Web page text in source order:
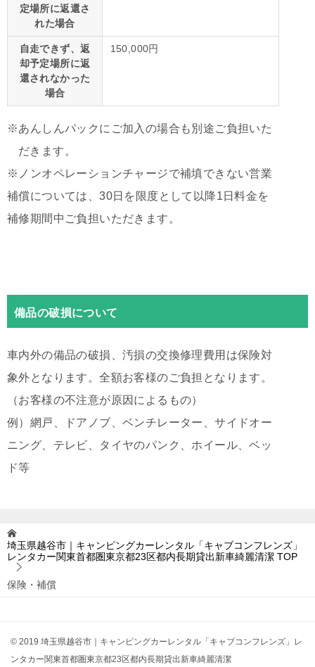
定場所に返還さ
れた場合
自走できず、返
却予定場所に返
還されなかった
場合
150,000円
※あんしんパックにご加入の場合も別途ご負担いた
だきます。
※ノンオペレーションチャージで補填できない営業
補償については、30日を限度として以降1日料金を
補修期間中ご負担いただきます。
備品の破損について
車内外の備品の破損、汚損の交換修理費用は保険対
象外となります。全額お客様のご負担となります。
（お客様の不注意が原因によるもの）
例）網戸、ドアノブ、ベンチレーター、サイドオー
ニング、テレビ、タイヤのパンク、ホイール、ベッ
ド等
埼玉県越谷市｜キャンピングカーレンタル「キャブコンフレンズ」
レンタカー関東首都圏東京都23区都内長期貸出新車綺麗清潔 TOP
保険・補償
© 2019 埼玉県越谷市｜キャンピングカーレンタル「キャブコンフレンズ」レ
ンタカー関東首都圏東京都23区都内長期貸出新車綺麗清潔